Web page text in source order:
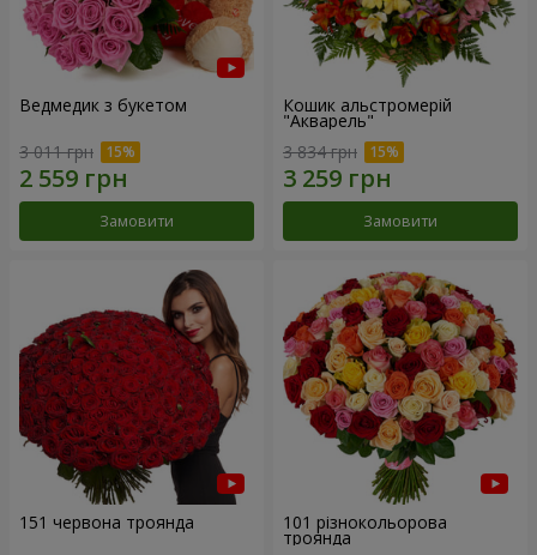
Ведмедик з букетом
3 011 грн
Замовити
Кошик альстромерій
"Акварель"
3 834 грн
Замовити
151 червона троянда 101 різнокольорова
троянда